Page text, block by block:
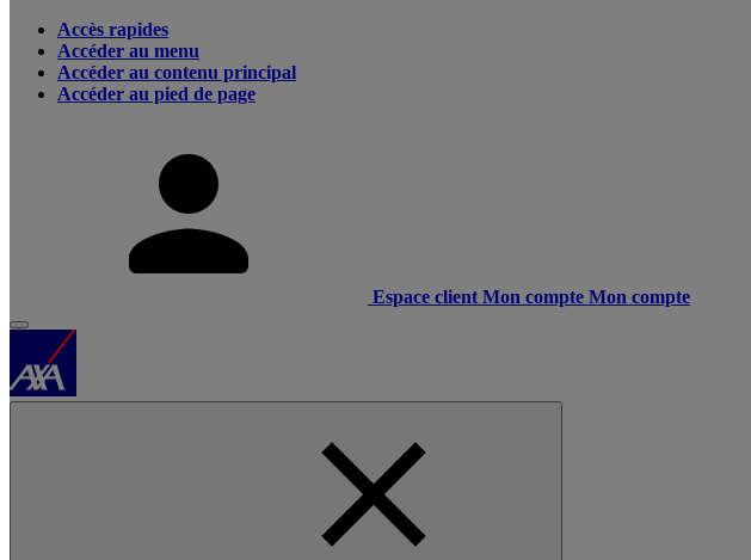
Accès rapides
Accéder au menu
Accéder au contenu principal
Accéder au pied de page
Espace client Mon compte Mon compte